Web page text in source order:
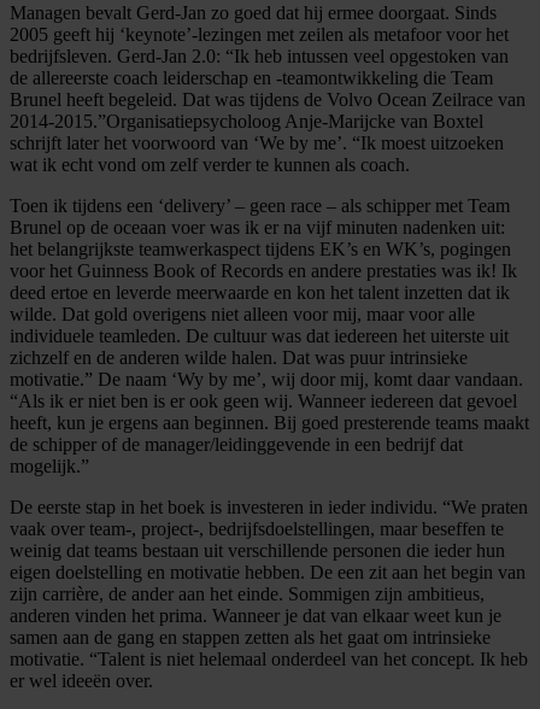
Managen bevalt Gerd-Jan zo goed dat hij ermee doorgaat. Sinds
2005 geeft hij ‘keynote’-lezingen met zeilen als metafoor voor het
bedrijfsleven. Gerd-Jan 2.0: “Ik heb intussen veel opgestoken van
de allereerste coach leiderschap en -teamontwikkeling die Team
Brunel heeft begeleid. Dat was tijdens de Volvo Ocean Zeilrace van
2014-2015.”Organisatiepsycholoog Anje-Marijcke van Boxtel
schrijft later het voorwoord van ‘We by me’. “Ik moest uitzoeken
wat ik echt vond om zelf verder te kunnen als coach.
Toen ik tijdens een ‘delivery’ – geen race – als schipper met Team
Brunel op de oceaan voer was ik er na vijf minuten nadenken uit:
het belangrijkste teamwerkaspect tijdens EK’s en WK’s, pogingen
voor het Guinness Book of Records en andere prestaties was ik! Ik
deed ertoe en leverde meerwaarde en kon het talent inzetten dat ik
wilde. Dat gold overigens niet alleen voor mij, maar voor alle
individuele teamleden. De cultuur was dat iedereen het uiterste uit
zichzelf en de anderen wilde halen. Dat was puur intrinsieke
motivatie.” De naam ‘Wy by me’, wij door mij, komt daar vandaan.
“Als ik er niet ben is er ook geen wij. Wanneer iedereen dat gevoel
heeft, kun je ergens aan beginnen. Bij goed presterende teams maakt
de schipper of de manager/leidinggevende in een bedrijf dat
mogelijk.”
De eerste stap in het boek is investeren in ieder individu. “We praten
vaak over team-, project-, bedrijfsdoelstellingen, maar beseffen te
weinig dat teams bestaan uit verschillende personen die ieder hun
eigen doelstelling en motivatie hebben. De een zit aan het begin van
zijn carrière, de ander aan het einde. Sommigen zijn ambitieus,
anderen vinden het prima. Wanneer je dat van elkaar weet kun je
samen aan de gang en stappen zetten als het gaat om intrinsieke
motivatie. “Talent is niet helemaal onderdeel van het concept. Ik heb
er wel ideeën over.